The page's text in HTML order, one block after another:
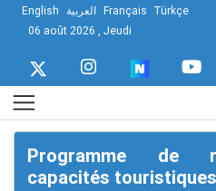
English العربية Français Türkçe
06 août 2026 , Jeudi
Programme de
capacités